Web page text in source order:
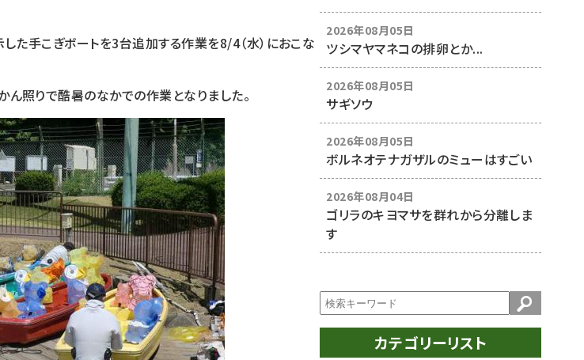
した手こぎボートを3台追加する作業を8/4（水）におこな
照りで酷暑のなかでの作業となりました。
2026年08月05日
ツシマヤマネコの排卵とか...
2026年08月05日
サギソウ
2026年08月05日
ボルネオテナガザルのミューはすごい
2026年08月04日
ゴリラのキヨマサを群れから分離しま
す
カテゴリーリスト